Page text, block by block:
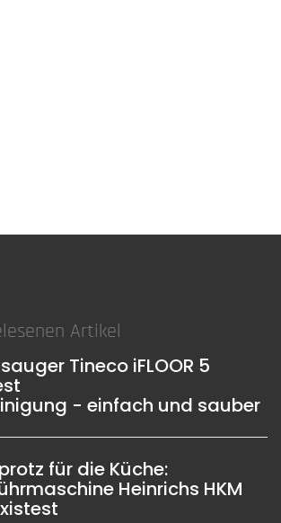
Artikel
Tineco iFLOOR 5
- einfach und sauber
für die Küche:
Heinrichs HKM